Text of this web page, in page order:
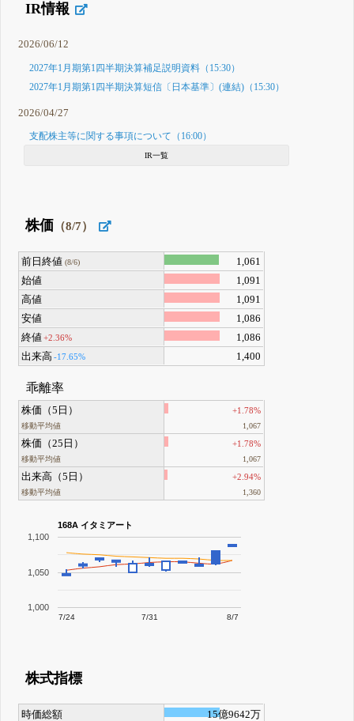
IR情報
2026/06/12
2027年1月期第1四半期決算補足説明資料（15:30）
2027年1月期第1四半期決算短信〔日本基準〕(連結)（15:30）
2026/04/27
支配株主等に関する事項について（16:00）
IR一覧
株価 （8/7）
前日終値 (8/6)
1,061
始値
1,091
高値
1,091
安値
1,086
終値+2.36%
1,086
出来高-17.65% 1,400
乖離率
株価（5日）
移動平均値
+1.78%
1,067
株価（25日）
移動平均値
+1.78%
1,067
出来高（5日）
移動平均値
+2.94%
1,360
168A イタミアート
7/24 7/31 8/7
1,000
1,050
1,100
株式指標
時価総額
15億9642万